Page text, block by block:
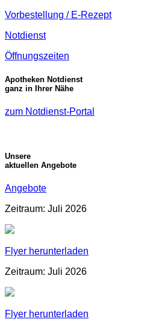
Vorbestellung / E-Rezept
Notdienst
Öffnungszeiten
Apotheken Notdienst
ganz in Ihrer Nähe
zum Notdienst-Portal
Unsere
aktuellen Angebote
Angebote
Zeitraum: Juli 2026
Flyer herunterladen
Zeitraum: Juli 2026
Flyer herunterladen